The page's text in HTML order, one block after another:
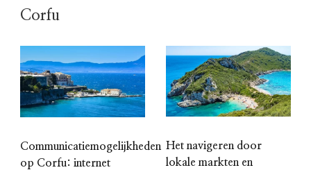
Corfu
Communicatiemogelijkheden
op Corfu: internet
Het navigeren door
lokale markten en